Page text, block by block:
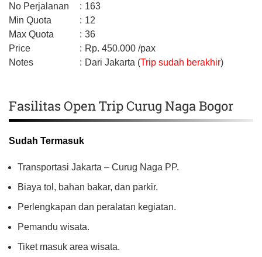
No Perjalanan
: 163
Min Quota
: 12
Max Quota
: 36
Price
: Rp. 450.000 /pax
Notes
: Dari Jakarta (Trip sudah berakhir)
Fasilitas Open Trip Curug Naga Bogor
Sudah Termasuk
Transportasi Jakarta – Curug Naga PP.
Biaya tol, bahan bakar, dan parkir.
Perlengkapan dan peralatan kegiatan.
Pemandu wisata.
Tiket masuk area wisata.